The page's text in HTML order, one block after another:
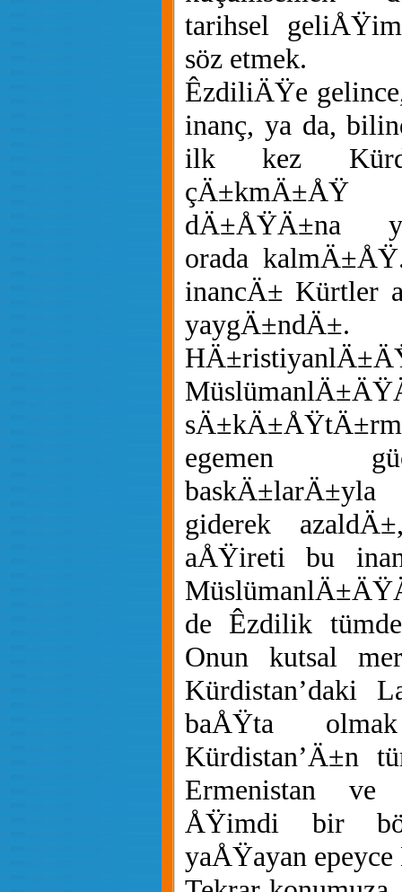
tarihsel
söz etmek.
ÊzdiliÄŸe
inanç, ya da,
ilk kez
dÄ±ÅŸÄ±na
orada
inancÄ± Kürtler
egemen
giderek
aÅŸireti bu
de Êzdilik
Onun kutsal
Kürdistan’daki
baÅŸta
Kürdistan’Ä±n
Ermenistan ve
ÅŸimdi bir
yaÅŸayan